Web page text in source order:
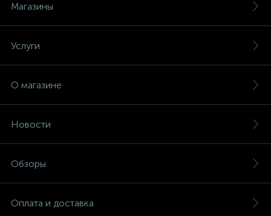
Магазины
Услуги
О магазине
Новости
Обзоры
Оплата и доставка